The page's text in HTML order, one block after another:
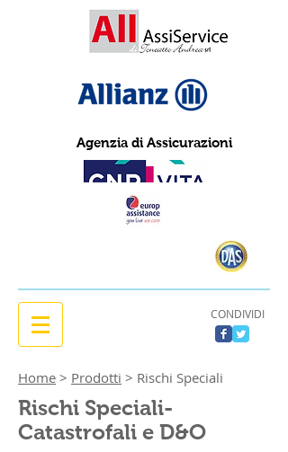
Agenzia di Assicurazioni
CONDIVIDI
Home > Prodotti > Rischi Speciali
Rischi Speciali-
Catastrofali e D&O